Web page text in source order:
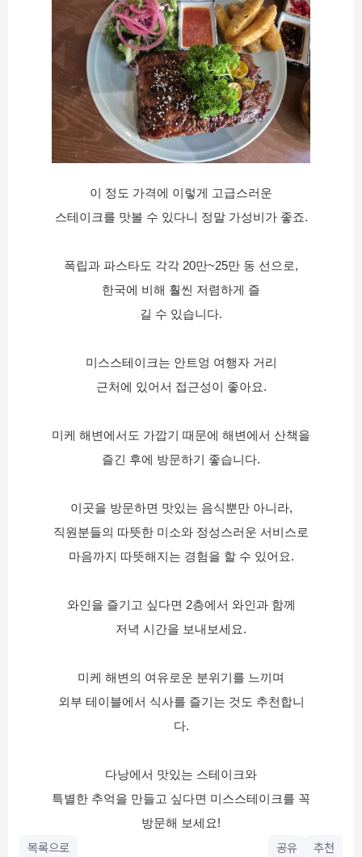
이 정도 가격에 이렇게 고급스러운
스테이크를 맛볼 수 있다니 정말 가성비가 좋죠.
폭립과 파스타도 각각 20만~25만 동 선으로,
한국에 비해 훨씬 저렴하게 즐
길 수 있습니다.
미스스테이크는 안트엉 여행자 거리
근처에 있어서 접근성이 좋아요.
미케 해변에서도 가깝기 때문에 해변에서 산책을
즐긴 후에 방문하기 좋습니다.
이곳을 방문하면 맛있는 음식뿐만 아니라,
직원분들의 따뜻한 미소와 정성스러운 서비스로
마음까지 따뜻해지는 경험을 할 수 있어요.
와인을 즐기고 싶다면 2층에서 와인과 함께
저녁 시간을 보내보세요.
미케 해변의 여유로운 분위기를 느끼며
외부 테이블에서 식사를 즐기는 것도 추천합니
다.
다낭에서 맛있는 스테이크와
특별한 추억을 만들고 싶다면 미스스테이크를 꼭
방문해 보세요!
목록으로 공유 추천